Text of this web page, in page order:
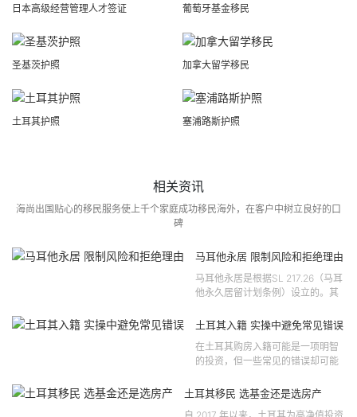
日本高级经营管理人才签证 葡萄牙基金移民
圣基茨护照 加拿大留学移民
土耳其护照 塞浦路斯护照
相关资讯
海尚出国贴心的移民服务使上千个家庭成功移民海外，在客户中树立良好的口
碑
马耳他永居 限制风险和拒绝理由
马耳他永居是根据SL 217.26（马耳
他永久居留计划条例）设立的。其
121 号法律公告，并随后根据2024
土耳其入籍 实操中避免常见错误
在土耳其购房入籍可能是一项明智
的投资，但一些常见的错误却可能
失。许多投资者轻信营销宣传或不
土耳其移民 选基金还是选房产